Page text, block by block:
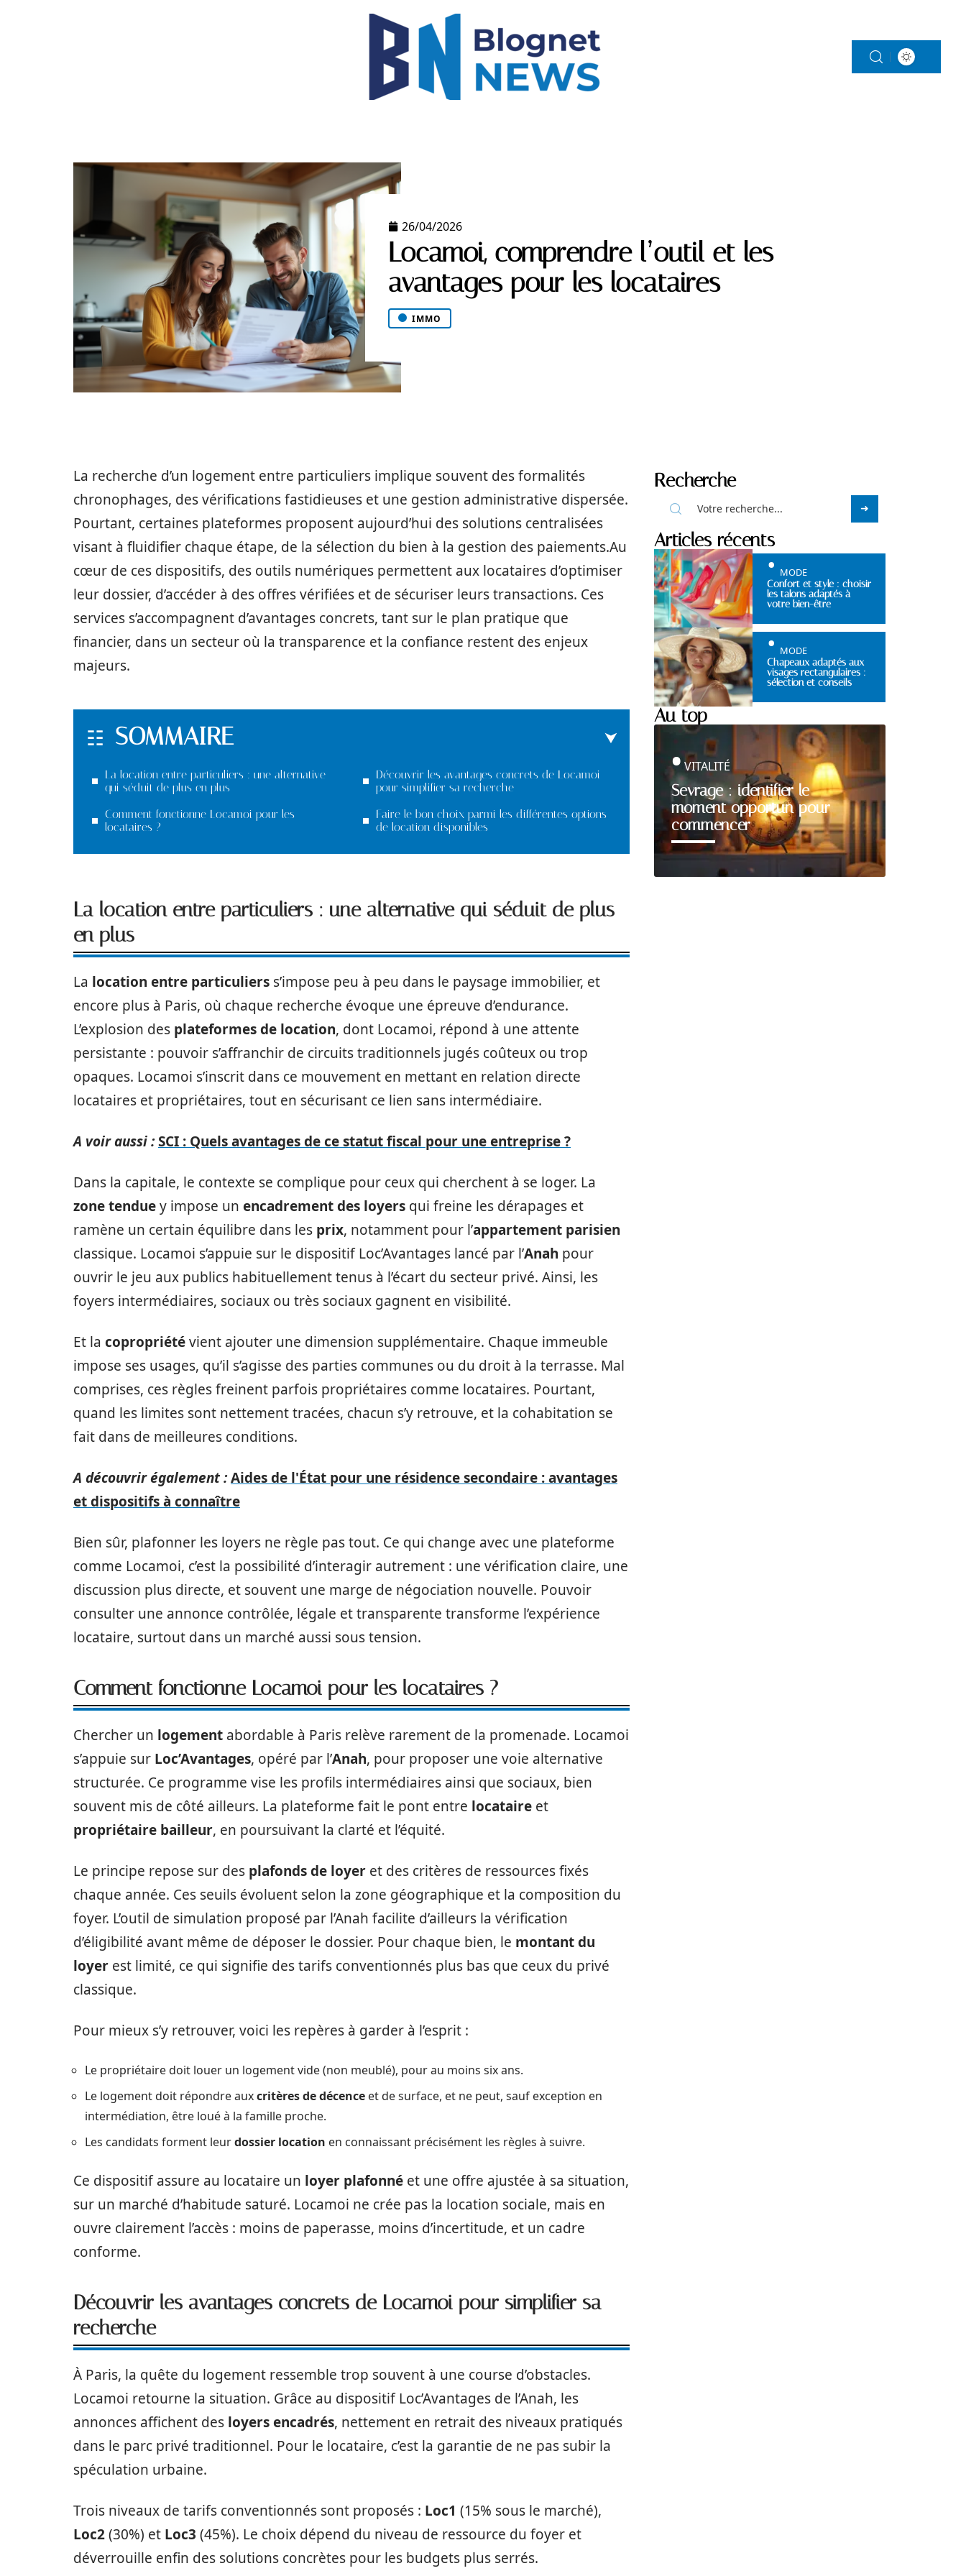
26/04/2026
Locamoi, comprendre l’outil et les
avantages pour les locataires
IMMO
La recherche d’un logement entre particuliers implique souvent des formalités
chronophages, des vérifications fastidieuses et une gestion administrative dispersée.
Pourtant, certaines plateformes proposent aujourd’hui des solutions centralisées
visant à fluidifier chaque étape, de la sélection du bien à la gestion des paiements.Au
cœur de ces dispositifs, des outils numériques permettent aux locataires d’optimiser
leur dossier, d’accéder à des offres vérifiées et de sécuriser leurs transactions. Ces
services s’accompagnent d’avantages concrets, tant sur le plan pratique que
financier, dans un secteur où la transparence et la confiance restent des enjeux
majeurs.
SOMMAIRE
La location entre particuliers : une alternative
qui séduit de plus en plus
Comment fonctionne Locamoi pour les
locataires ?
Découvrir les avantages concrets de Locamoi
pour simplifier sa recherche
Faire le bon choix parmi les différentes options
de location disponibles
La location entre particuliers : une alternative qui séduit de plus
en plus
La location entre particuliers s’impose peu à peu dans le paysage immobilier, et
encore plus à Paris, où chaque recherche évoque une épreuve d’endurance.
L’explosion des plateformes de location, dont Locamoi, répond à une attente
persistante : pouvoir s’affranchir de circuits traditionnels jugés coûteux ou trop
opaques. Locamoi s’inscrit dans ce mouvement en mettant en relation directe
locataires et propriétaires, tout en sécurisant ce lien sans intermédiaire.
A voir aussi :SCI : Quels avantages de ce statut fiscal pour une entreprise ?
Dans la capitale, le contexte se complique pour ceux qui cherchent à se loger. La
zone tenduey impose un encadrement des loyers qui freine les dérapages et
ramène un certain équilibre dans les prix, notamment pour l’appartement parisien
classique. Locamoi s’appuie sur le dispositif Loc’Avantages lancé par l’Anah pour
ouvrir le jeu aux publics habituellement tenus à l’écart du secteur privé. Ainsi, les
foyers intermédiaires, sociaux ou très sociaux gagnent en visibilité.
Et la copropriétévient ajouter une dimension supplémentaire. Chaque immeuble
impose ses usages, qu’il s’agisse des parties communes ou du droit à la terrasse. Mal
comprises, ces règles freinent parfois propriétaires comme locataires. Pourtant,
quand les limites sont nettement tracées, chacun s’y retrouve, et la cohabitation se
fait dans de meilleures conditions.
A découvrir également :Aides de l'État pour une résidence secondaire : avantages
et dispositifs à connaître
Bien sûr, plafonner les loyers ne règle pas tout. Ce qui change avec une plateforme
comme Locamoi, c’est la possibilité d’interagir autrement : une vérification claire, une
discussion plus directe, et souvent une marge de négociation nouvelle. Pouvoir
consulter une annonce contrôlée, légale et transparente transforme l’expérience
locataire, surtout dans un marché aussi sous tension.
Comment fonctionne Locamoi pour les locataires ?
Chercher un logement abordable à Paris relève rarement de la promenade. Locamoi
s’appuie sur Loc’Avantages, opéré par l’Anah, pour proposer une voie alternative
structurée. Ce programme vise les profils intermédiaires ainsi que sociaux, bien
souvent mis de côté ailleurs. La plateforme fait le pont entre locataire et
propriétaire bailleur, en poursuivant la clarté et l’équité.
Le principe repose sur des plafonds de loyer et des critères de ressources fixés
chaque année. Ces seuils évoluent selon la zone géographique et la composition du
foyer. L’outil de simulation proposé par l’Anah facilite d’ailleurs la vérification
d’éligibilité avant même de déposer le dossier. Pour chaque bien, le montant du
loyer est limité, ce qui signifie des tarifs conventionnés plus bas que ceux du privé
classique.
Pour mieux s’y retrouver, voici les repères à garder à l’esprit :
Le propriétaire doit louer un logement vide (non meublé), pour au moins six ans.
Le logement doit répondre auxcritères de décence et de surface, et ne peut, sauf exception en
intermédiation, être loué à la famille proche.
Les candidats forment leurdossier location en connaissant précisément les règles à suivre.
Ce dispositif assure au locataire un loyer plafonné et une offre ajustée à sa situation,
sur un marché d’habitude saturé. Locamoi ne crée pas la location sociale, mais en
ouvre clairement l’accès : moins de paperasse, moins d’incertitude, et un cadre
conforme.
Découvrir les avantages concrets de Locamoi pour simplifier sa
recherche
À Paris, la quête du logement ressemble trop souvent à une course d’obstacles.
Locamoi retourne la situation. Grâce au dispositif Loc’Avantages de l’Anah, les
annonces affichent des loyers encadrés, nettement en retrait des niveaux pratiqués
dans le parc privé traditionnel. Pour le locataire, c’est la garantie de ne pas subir la
spéculation urbaine.
Trois niveaux de tarifs conventionnés sont proposés : Loc1 (15% sous le marché),
Loc2(30%) et Loc3 (45%). Le choix dépend du niveau de ressource du foyer et
déverrouille enfin des solutions concrètes pour les budgets plus serrés.
Recherche
Articles récents
MODE
Confort et style : choisir
les talons adaptés à
votre bien-être
MODE
Chapeaux adaptés aux
visages rectangulaires :
sélection et conseils
Au top
Sevrage : identifier le
moment opportun pour
commencer
VITALITÉ